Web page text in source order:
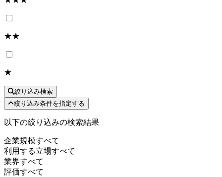
★★
★
絞り込み検索
絞り込み条件を指定する
以下の絞り込みの検索結果
企業規模すべて
利用する立場すべて
業界すべて
評価すべて